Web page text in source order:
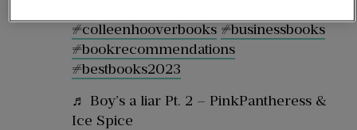
#colleenhooverbooks #businessbooks
#bookrecommendations
#bestbooks2023
♬ Boy’s a liar Pt. 2 – PinkPantheress &
Ice Spice